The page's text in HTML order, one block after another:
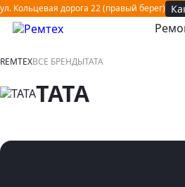
ул. Кольцевая дорога 22 (правый берег)
открыть или закрыть
REMTEXВСЕ БРЕНДЫTATA
TATA